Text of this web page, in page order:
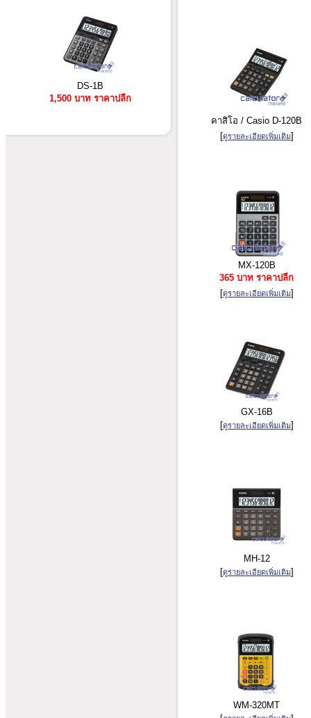
DS-1B
1,500 บาท ราคาปลีก
คาสิโอ / Casio D-120B
[ดูรายละเอียดเพิ่มเติม]
MX-120B
365 บาท ราคาปลีก
[ดูรายละเอียดเพิ่มเติม]
GX-16B
[ดูรายละเอียดเพิ่มเติม]
MH-12
[ดูรายละเอียดเพิ่มเติม]
WM-320MT